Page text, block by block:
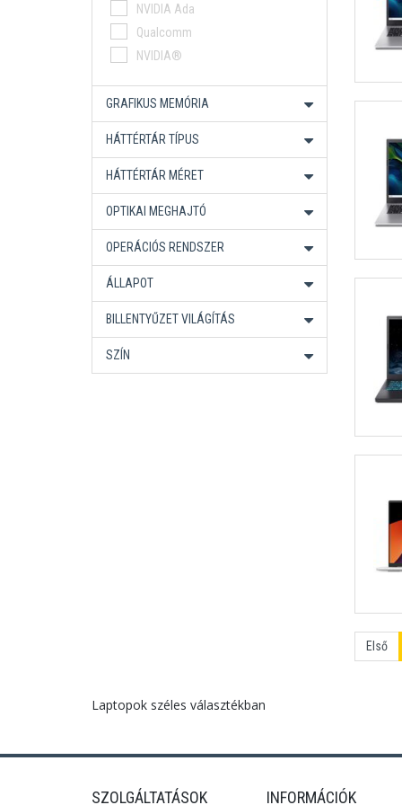
Snapdragon X
AMD Ryzen AI 9 HX Pro
Ryzen AI Max+ Pro
Intel Core Ultra X7
NVIDIA Ada
Qualcomm
NVIDIA®
GRAFIKUS MEMÓRIA
HÁTTÉRTÁR TÍPUS
HÁTTÉRTÁR MÉRET
OPTIKAI MEGHAJTÓ
OPERÁCIÓS RENDSZER
ÁLLAPOT
BILLENTYŰZET VILÁGÍTÁS
SZÍN
Első
Laptopok széles választékban
SZOLGÁLTATÁSOK INFORMÁCIÓK